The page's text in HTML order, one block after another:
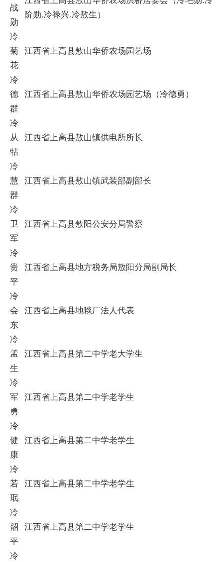
战
勋
阶勋.冷禄兴.冷敖生）
冷
菊
花
江西省上高县敖山华侨农场园艺场
冷
德
群
江西省上高县敖山华侨农场园艺场（冷德勇）
冷
从
牯
江西省上高县敖山镇供电所所长
冷
慧
群
江西省上高县敖山镇武装部副部长
冷
卫
军
江西省上高县敖阳公安分局警察
冷
贵
平
江西省上高县地方税务局敖阳分局副局长
冷
会
东
江西省上高县地毯厂法人代表
冷
孟
生
江西省上高县第二中学老大学生
冷
军
勇
江西省上高县第二中学老学生
冷
健
康
江西省上高县第二中学老学生
冷
若
珉
江西省上高县第二中学老学生
冷
韶
平
江西省上高县第二中学老学生
冷